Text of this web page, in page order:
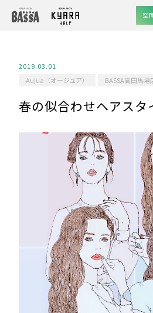
空
2019.03.01
Aujua（オージュア）
BASSA高田馬場
春の似合わせヘアスタ